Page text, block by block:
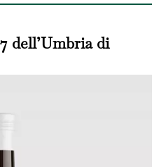
dell’Umbria di